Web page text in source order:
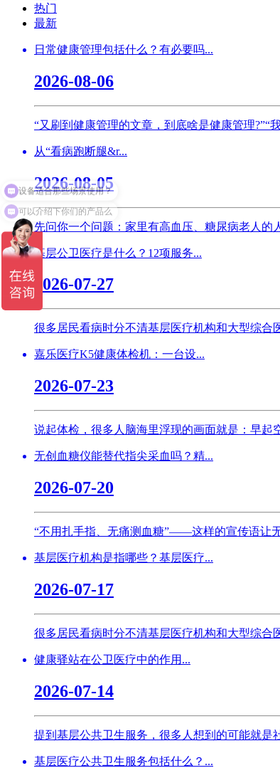
热门
最新
日常健康管理包括什么？有必要吗...
2026-08-06
“又刷到健康管理的文章，到底啥是健康管理?”“
从“看病跑断腿&r...
2026-08-05
先问你一个问题：家里有高血压、糖尿病老人
基层公卫医疗是什么？12项服务...
2026-07-27
很多居民看病时分不清基层医疗机构和大型综
嘉乐医疗K5健康体检机：一台设...
2026-07-23
说起体检，很多人脑海里浮现的画面就是：早
无创血糖仪能替代指尖采血吗？精...
2026-07-20
“不用扎手指、无痛测血糖”——这样的宣传语让
基层医疗机构是指哪些？基层医疗...
2026-07-17
很多居民看病时分不清基层医疗机构和大型综
健康驿站在公卫医疗中的作用...
2026-07-14
提到基层公共卫生服务，很多人想到的可能就
基层医疗公共卫生服务包括什么？...